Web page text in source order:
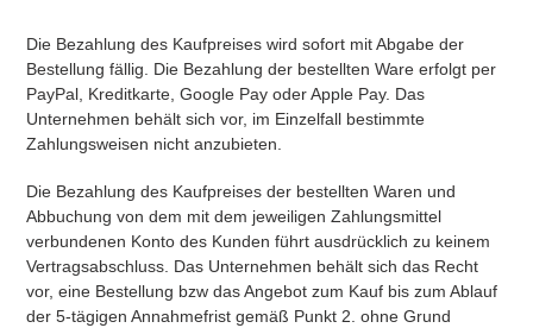
Die Bezahlung des Kaufpreises wird sofort mit Abgabe der
Bestellung fällig. Die Bezahlung der bestellten Ware erfolgt per
PayPal, Kreditkarte, Google Pay oder Apple Pay. Das
Unternehmen behält sich vor, im Einzelfall bestimmte
Zahlungsweisen nicht anzubieten.
Die Bezahlung des Kaufpreises der bestellten Waren und
Abbuchung von dem mit dem jeweiligen Zahlungsmittel
verbundenen Konto des Kunden führt ausdrücklich zu keinem
Vertragsabschluss. Das Unternehmen behält sich das Recht
vor, eine Bestellung bzw das Angebot zum Kauf bis zum Ablauf
der 5-tägigen Annahmefrist gemäß Punkt 2. ohne Grund